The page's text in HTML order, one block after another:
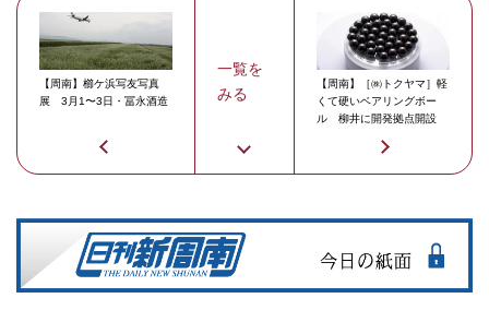
【周南】櫛ケ浜写友写真
展 3月1〜3日・冨永酒造
一覧を
みる
【周南】［㈱トクヤマ］軽
くて硬いベアリングボー
ル 柳井に開発拠点開設